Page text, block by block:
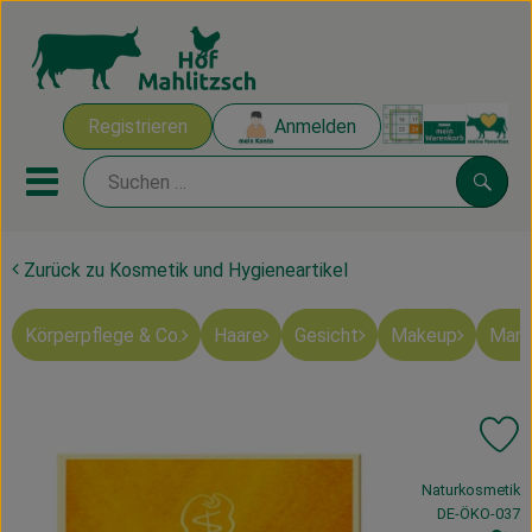
Registrieren Anmelden
Mobiles Menu öffnen oder
Ökokisten
Mahlitzscher Produkte
Ökokisten
Zurück zu Kosmetik und Hygieneartikel
Körperpflege & Co. Haare Gesicht Makeup
, Verband:
Naturkosmetik
,DE-ÖKO-037